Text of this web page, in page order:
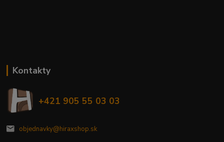
Kontakty
+421 905 55 03 03
objednavky@hiraxshop.sk